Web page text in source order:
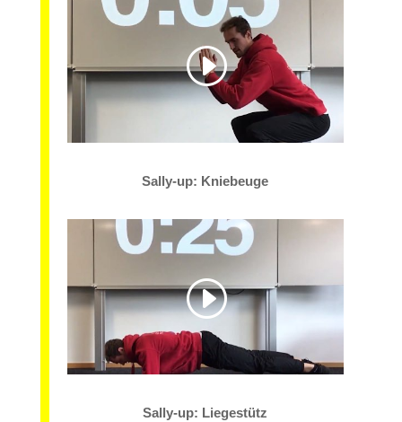
Sally-up: Kniebeuge
Sally-up: Liegestütz